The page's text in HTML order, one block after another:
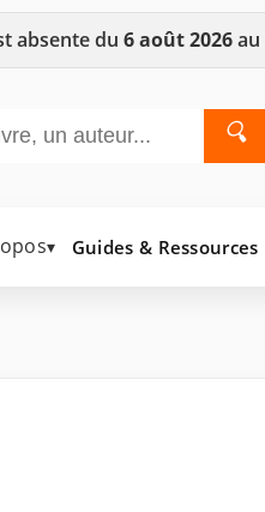
absente du 6 août 2026au
🔍
▾ Guides & Ressources